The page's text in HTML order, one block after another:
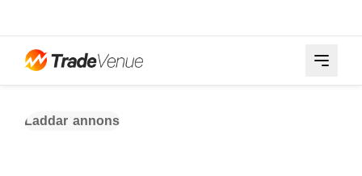
Laddar annons